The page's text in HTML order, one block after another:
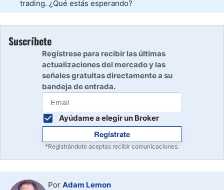
trading. ¿Qué estás esperando?
Suscríbete
Regístrese para recibir las últimas
actualizaciones del mercado y las
señales gratuitas directamente a su
bandeja de entrada.
Ayúdame a elegir un Broker
Regístrate
*Registrándote aceptas recibir comunicaciones.
Por Adam Lemon